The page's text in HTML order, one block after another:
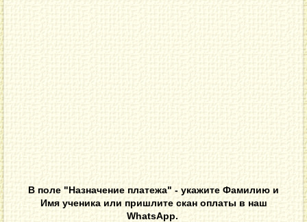
В поле "Назначение платежа" - укажите Фамилию и
Имя ученика или пришлите скан оплаты в наш
WhatsApp.